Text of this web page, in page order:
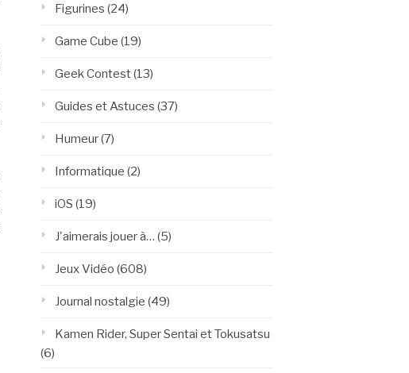
Figurines (24)
Game Cube (19)
Geek Contest(13)
Guides et Astuces (37)
Humeur(7)
Informatique (2)
iOS (19)
J'aimerais jouer à… (5)
Jeux Vidéo (608)
Journal nostalgie (49)
Kamen Rider, Super Sentai et Tokusatsu
(6)